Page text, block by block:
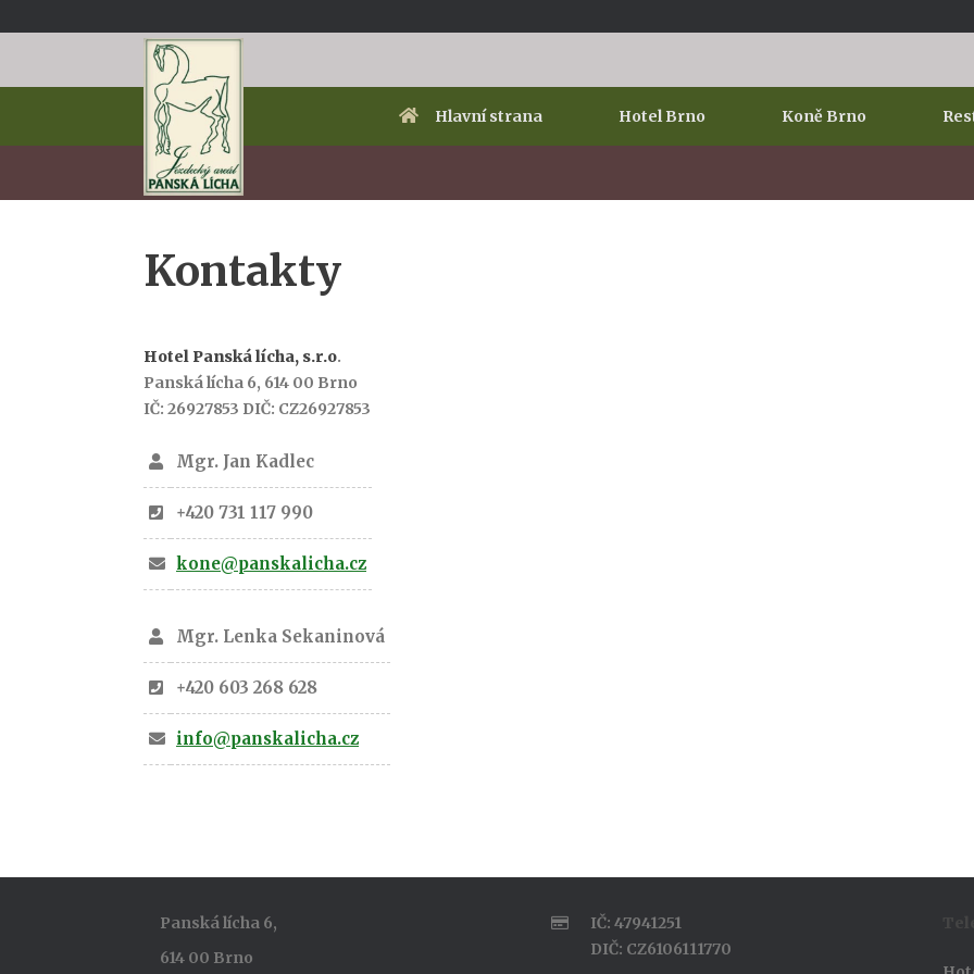
to
Hlavní strana Hotel Brno Koně Brno
Kontakty
Hotel Panská lícha, s.r.o.
Panská lícha 6, 614 00 Brno
IČ: 26927853 DIČ: CZ26927853
Mgr. Jan Kadlec
+420 731 117 990
kone@panskalicha.cz
Mgr. Lenka Sekaninová
+420 603 268 628
info@panskalicha.cz
Panská lícha 6,
614 00 Brno
IČ: 47941251
DIČ: CZ6106111770